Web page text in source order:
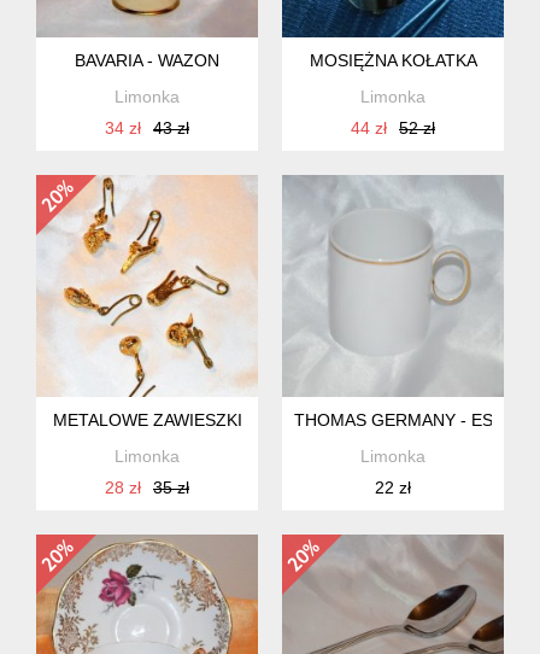
BAVARIA - WAZON
Limonka
34 zł
43 zł
MOSIĘŻNA KOŁATKA
Limonka
44 zł
52 zł
METALOWE ZAWIESZKI
Limonka
28 zł
35 zł
THOMAS GERMANY -
Limonka
22 zł